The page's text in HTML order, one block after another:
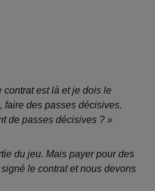
contrat est là et je dois le
faire des passes décisives.
de passes décisives ? »
du jeu. Mais payer pour des
le contrat et nous devons